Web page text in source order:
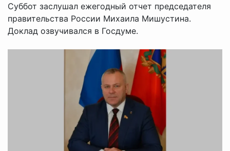
Суббот заслушал ежегодный отчет председателя
правительства России Михаила Мишустина.
Доклад озвучивался в Госдуме.